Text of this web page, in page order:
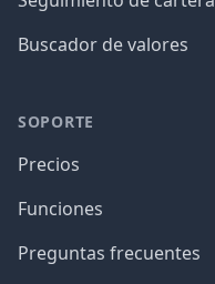
Buscador de valores
SOPORTE
Precios
Funciones
Preguntas frecuentes